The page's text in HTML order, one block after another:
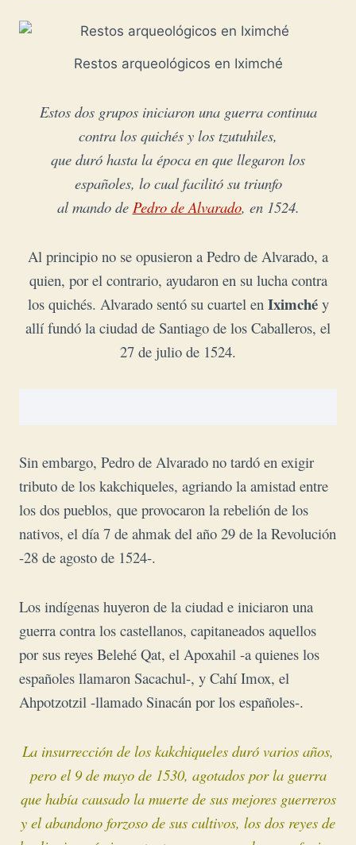
Restos arqueológicos en Iximché
Estos dos grupos iniciaron una guerra continua
contra los quichés y los tzutuhiles,
que duró hasta la época en que llegaron los
españoles, lo cual facilitó su triunfo
al mando de Pedro de Alvarado, en 1524.
Al principio no se opusieron a Pedro de Alvarado, a
quien, por el contrario, ayudaron en su lucha contra
los quichés. Alvarado sentó su cuartel enIximchéy
allí fundó la ciudad de Santiago de los Caballeros, el
27 de julio de 1524.
Sin embargo, Pedro de Alvarado no tardó en exigir
tributo de los kakchiqueles, agriando la amistad entre
los dos pueblos, que provocaron la rebelión de los
nativos, el día 7 de ahmak del año 29 de la Revolución
-28 de agosto de 1524-.
Los indígenas huyeron de la ciudad e iniciaron una
guerra contra los castellanos, capitaneados aquellos
por sus reyes Belehé Qat, el Apoxahil -a quienes los
españoles llamaron Sacachul-, y Cahí Imox, el
Ahpotzotzil -llamado Sinacán por los españoles-.
La insurrección de los kakchiqueles duró varios años,
pero el 9 de mayo de 1530, agotados por la guerra
que había causado la muerte de sus mejores guerreros
y el abandono forzoso de sus cultivos, los dos reyes de